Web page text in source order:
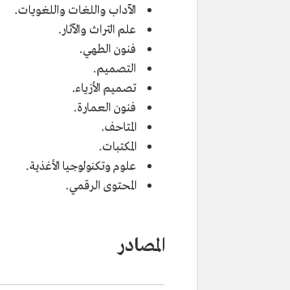
الآداب واللغات واللغويات.
علم التراث والآثار.
فنون الطهي.
التصميم.
تصميم الأزياء.
فنون العمارة.
المتاحف.
المكتبات.
علوم وتكنولوجيا الأغذية.
المحتوى الرقمي.
المصادر